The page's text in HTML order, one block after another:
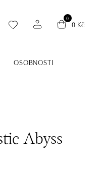
0
0 Kč
OSOBNOSTI
Abyss